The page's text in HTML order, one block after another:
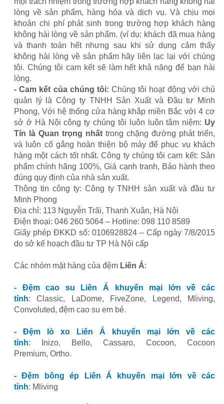
lòng về sản phẩm, hàng hóa và dịch vụ. Và chịu mọi
khoản chi phí phát sinh trong trường hợp khách hàng
không hài lòng về sản phẩm. (ví dụ: khách đã mua hàng
và thanh toán hết nhưng sau khi sử dụng cảm thấy
không hài lòng về sản phẩm hãy liên lạc lại với chúng
tôi. Chúng tôi cam kết sẽ làm hết khả năng để bạn hài
lòng.
- Cam kết của chúng tôi:Chúng tôi hoạt động với chủ
quản lý là Công ty TNHH Sản Xuất và Đầu tư Minh
Phong, Với hệ thống cửa hàng khắp miền Bắc với 4 cơ
sở ở Hà Nội công ty chúng tôi luôn luôn tâm niệm: Uy
Tín là Quan trọng nhất trong chặng đường phát triển,
và luôn cố gắng hoàn thiện bộ máy để phục vụ khách
hàng một cách tốt nhất. Công ty chúng tôi cam kết: Sản
phẩm chính hãng 100%, Giá cạnh tranh, Bảo hành theo
đúng quy định của nhà sản xuất.
Thông tin công ty: Công ty TNHH sản xuất và đầu tư
Minh Phong
Địa chỉ: 113 Nguyễn Trãi, Thanh Xuân, Hà Nội
Điện thoại: 046 260 5064 – Hotline: 098 110 8589
Giấy phép ĐKKD số: 0106928824 – Cấp ngày 7/8/2015
do sở kế hoạch đầu tư TP Hà Nội cấp
Các nhóm mặt hàng của đệm Liên Á:
- Đệm cao su Liên Á khuyến mại lớn về các
tỉnh: Classic, LaDome, FiveZone, Legend, Mliving,
Convoluted, đệm cao su em bé.
- Đệm lò xo Liên Á khuyến mại lớn về các
tỉnh: Inizo, Bello, Cassaro, Cocoon, Cocoon
Premium, Ortho.
- Đệm bông ép Liên Á khuyến mại lớn về các
tỉnh: Mliving